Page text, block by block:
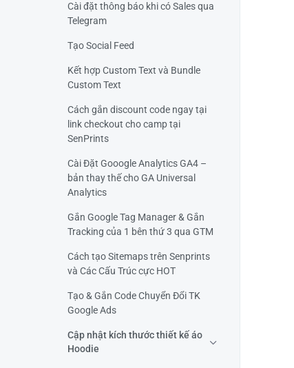
Cài đặt thông báo khi có Sales qua
Telegram
Tạo Social Feed
Kết hợp Custom Text và Bundle
Custom Text
Cách gắn discount code ngay tại
link checkout cho camp tại
SenPrints
Cài Đặt Gooogle Analytics GA4 –
bản thay thế cho GA Universal
Analytics
Gắn Google Tag Manager & Gắn
Tracking của 1 bên thứ 3 qua GTM
Cách tạo Sitemaps trên Senprints
và Các Cấu Trúc cực HOT
Tạo & Gắn Code Chuyển Đổi TK
Google Ads
Cập nhật kích thước thiết kế áo
Hoodie